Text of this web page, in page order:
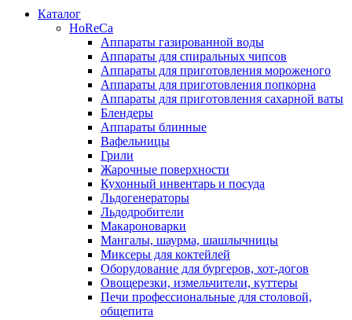
Каталог
HoReCa
Аппараты газированной воды
Аппараты для спиральных чипсов
Аппараты для приготовления мороженого
Аппараты для приготовления попкорна
Аппараты для приготовления сахарной ваты
Блендеры
Аппараты блинные
Вафельницы
Грили
Жарочные поверхности
Кухонный инвентарь и посуда
Льдогенераторы
Льдодробители
Макароноварки
Мангалы, шаурма, шашлычницы
Миксеры для коктейлей
Оборудование для бургеров, хот-догов
Овощерезки, измельчители, куттеры
Печи профессиональные для столовой,
общепита